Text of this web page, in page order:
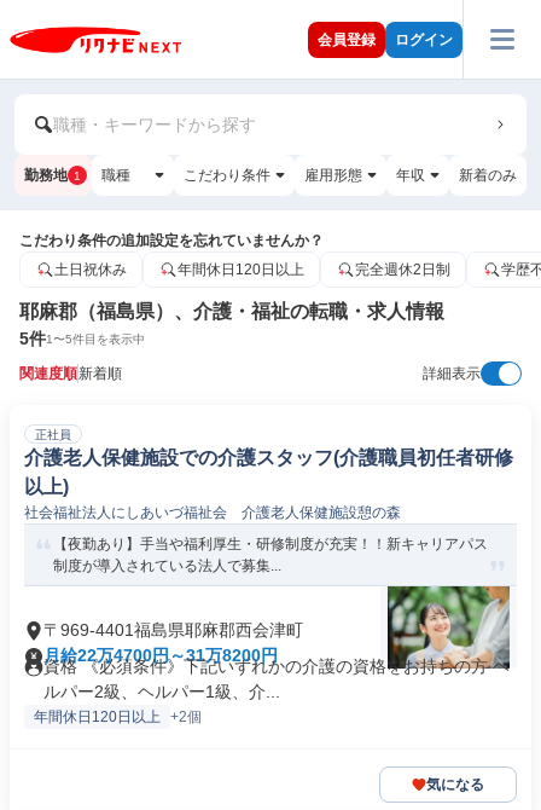
会員登録 ログイン
職種・キーワードから探す
勤務地 1 職種 こだわり条件 雇用形態 年収 新着のみ
こだわり条件の追加設定を忘れていませんか？
土日祝休み
年間休日120日以上 完全週休2日制 学歴
耶麻郡（福島県）、介護・福祉の転職・求人情報
5件1〜5件目を表示中
関連度順新着順 詳細表示
正社員
介護老人保健施設での介護スタッフ(介護職員初任者研修
以上)
社会福祉法人にしあいづ福祉会 介護老人保健施設憩の森
【夜勤あり】手当や福利厚生・研修制度が充実！！新キャリアパス
制度が導入されている法人で募集...
〒969-4401福島県耶麻郡西会津町
月給22万4700円～31万8200円
資格 《必須条件》下記いずれかの介護の資格をお持ちの方 ヘ
ルパー2級、ヘルパー1級、介...
年間休日120日以上 +2個
気になる